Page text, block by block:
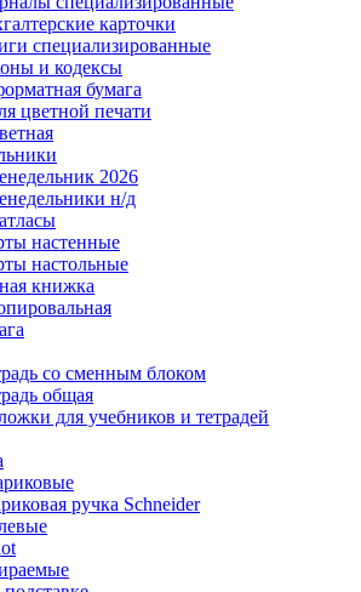
карточки
специализированные
и кодексы
бумага
цветной печати
2026
н/д
настенные
настольные
книжка
со сменным блоком
общая
для учебников и тетрадей
ручка Schneider